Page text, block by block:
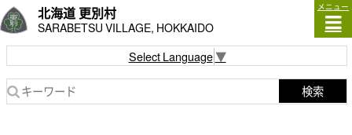
北海道 更別村
SARABETSU VILLAGE, HOKKAIDO
メニュー
Select Language▼
検索